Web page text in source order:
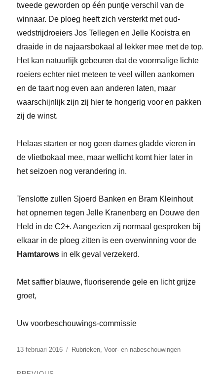
tweede geworden op één puntje verschil van de
winnaar. De ploeg heeft zich versterkt met oud-
wedstrijdroeiers Jos Tellegen en Jelle Kooistra en
draaide in de najaarsbokaal al lekker mee met de top.
Het kan natuurlijk gebeuren dat de voormalige lichte
roeiers echter niet meteen te veel willen aankomen
en de taart nog even aan anderen laten, maar
waarschijnlijk zijn zij hier te hongerig voor en pakken
zij de winst.
Helaas starten er nog geen dames gladde vieren in
de vlietbokaal mee, maar wellicht komt hier later in
het seizoen nog verandering in.
Tenslotte zullen Sjoerd Banken en Bram Kleinhout
het opnemen tegen Jelle Kranenberg en Douwe den
Held in de C2+. Aangezien zij normaal gesproken bij
elkaar in de ploeg zitten is een overwinning voor de
Hamtarows in elk geval verzekerd.
Met saffier blauwe, fluoriserende gele en licht grijze
groet,
Uw voorbeschouwings-commissie
Posted
13 februari 2016 Categories
Rubrieken ,Voor- en nabeschouwingen